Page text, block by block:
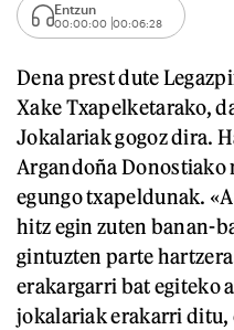
Entzun
00:00:00 00:06:28
Dena prest dute
Xake Txapelketarako,
Jokalariak gogoz dira.
Argandoña Donostiako
egungo txapeldunak.
hitz egin zuten banan-
gintuzten parte
erakargarri bat egiteko
jokalariak erakarri ditu,